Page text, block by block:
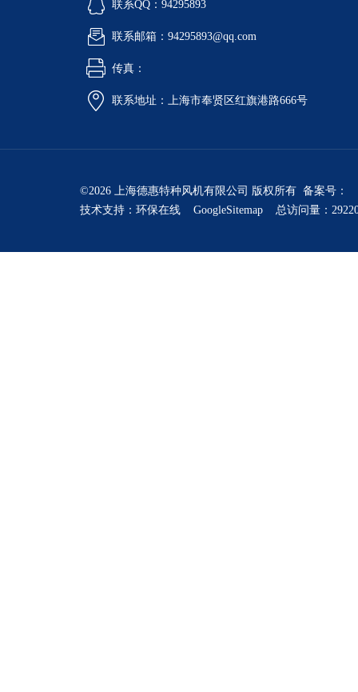
联系QQ：94295893
联系邮箱：94295893@qq.com
传真：
联系地址：上海市奉贤区红旗港路666号
©2026 上海德惠特种风机有限公司 版权所有 备案号：
技术支持： 环保在线 GoogleSitemap 总访问量：